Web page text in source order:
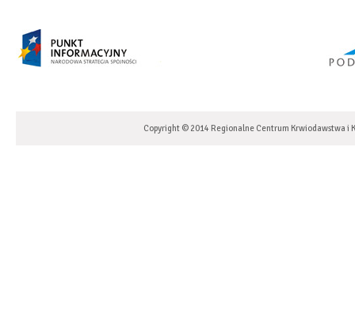
Copyright © 2014 Regionalne Centrum Krwiodawstwa